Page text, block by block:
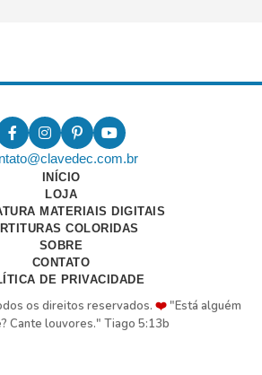
INÍCIO
LOJA
MATERIAIS DIGITAIS
COLORIDAS
SOBRE
CONTATO
DE PRIVACIDADE
os direitos reservados. ❤️ "Está alguém
Cante louvores." Tiago 5:13b